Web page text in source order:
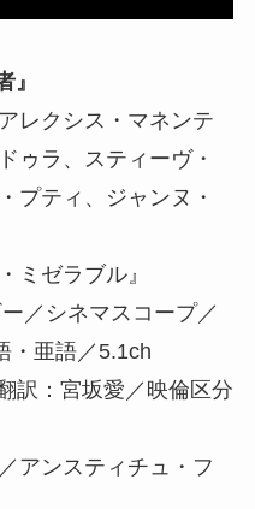
』
レクシス・マネンテ
ゥラ、スティーヴ・
プティ、ジャンヌ・
ミゼラブル』
／シネマスコープ／
・亜語／5.1ch
訳：宮坂愛／映倫区分
アンスティチュ・フ